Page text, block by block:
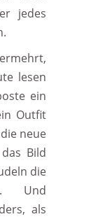
jedes
lesen
ein
Outfit
neue
Bild
die
Und
als